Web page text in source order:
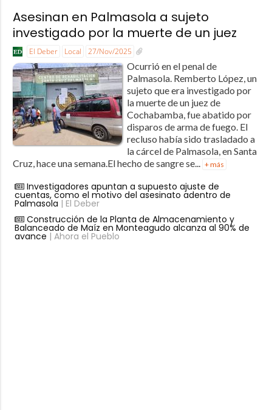
Asesinan en Palmasola a sujeto
investigado por la muerte de un juez
El Deber Local 27/Nov/2025
Ocurrió en el penal de
Palmasola. Remberto López, un
sujeto que era investigado por
la muerte de un juez de
Cochabamba, fue abatido por
disparos de arma de fuego. El
recluso había sido trasladado a
la cárcel de Palmasola, en Santa
Cruz, hace una semana.El hecho de sangre se... + más
Investigadores apuntan a supuesto ajuste de
cuentas, como el motivo del asesinato adentro de
Palmasola | El Deber
Construcción de la Planta de Almacenamiento y
Balanceado de Maíz en Monteagudo alcanza al 90% de
avance | Ahora el Pueblo